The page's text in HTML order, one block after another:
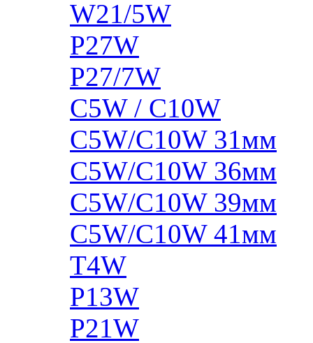
W21/5W
P27W
P27/7W
C5W / C10W
C5W/C10W 31мм
C5W/C10W 36мм
C5W/C10W 39мм
C5W/C10W 41мм
T4W
P13W
P21W